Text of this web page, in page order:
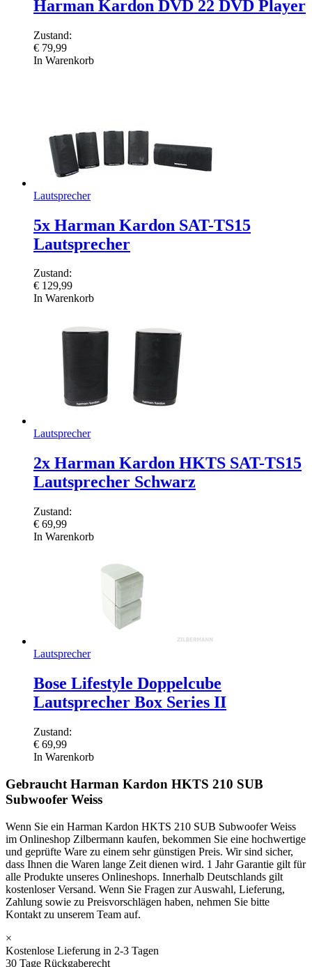
Harman Kardon DVD 22 DVD Player
Zustand:
€ 79,99
In Warenkorb
Lautsprecher
5x Harman Kardon SAT-TS15
Lautsprecher
Zustand:
€ 129,99
In Warenkorb
Lautsprecher
2x Harman Kardon HKTS SAT-TS15
Lautsprecher Schwarz
Zustand:
€ 69,99
In Warenkorb
Lautsprecher
Bose Lifestyle Doppelcube
Lautsprecher Box Series II
Zustand:
€ 69,99
In Warenkorb
Gebraucht Harman Kardon HKTS 210 SUB
Subwoofer Weiss
Wenn Sie ein Harman Kardon HKTS 210 SUB Subwoofer Weiss
im Onlineshop Zilbermann kaufen, bekommen Sie eine hochwertige
und geprüfte Ware zu einem sehr günstigen Preis. Wir sind sicher,
dass Ihnen die Waren lange Zeit dienen wird. 1 Jahr Garantie gilt für
alle Produkte unseres Onlineshops. Innerhalb Deutschlands gilt
kostenloser Versand. Wenn Sie Fragen zur Auswahl, Lieferung,
Zahlung sowie zu Preisvorschlägen haben, nehmen Sie bitte
Kontakt zu unserem Team auf.
×
Kostenlose Lieferung in 2-3 Tagen
30 Tage Rückgaberecht